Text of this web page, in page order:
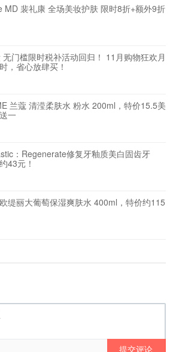
MD 裴礼康 全场美妆护肤 限时8折+额外9折
门槛限时税补活动回归！ 11月购物狂欢月
，省心放肆买！
兰蔻 清滢柔肤水 粉水 200ml，特价15.5美
一
：Regenerate修复牙釉质美白固齿牙
43元！
缇丽大葡萄保湿爽肤水 400ml，特价约115
提交评论